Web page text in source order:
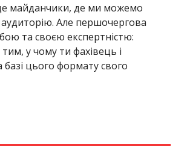
майданчики, де ми можемо
аудиторію. Але першочергова
та своєю експертністю:
у чому ти фахівець і
базі цього формату свого